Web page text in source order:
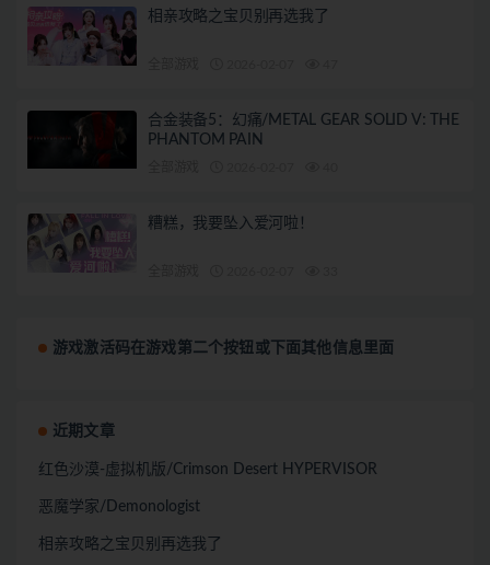
相亲攻略之宝贝别再选我了
合金装备5：幻痛/METAL GEAR SOLID V: THE
PHANTOM PAIN
糟糕，我要坠入爱河啦！
游戏激活码在游戏第二个按钮或下面其他信息里面
近期文章
红色沙漠-虚拟机版/Crimson Desert HYPERVISOR
恶魔学家/Demonologist
相亲攻略之宝贝别再选我了